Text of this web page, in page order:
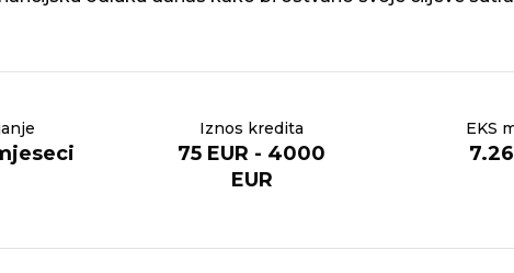
Iznos kredita
75 EUR - 4000
EUR
EKS